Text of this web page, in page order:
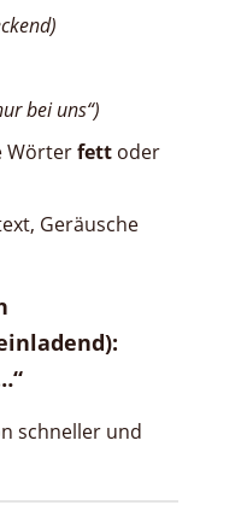
bei uns“)
Wörterfett oder
Geräusche
schneller und